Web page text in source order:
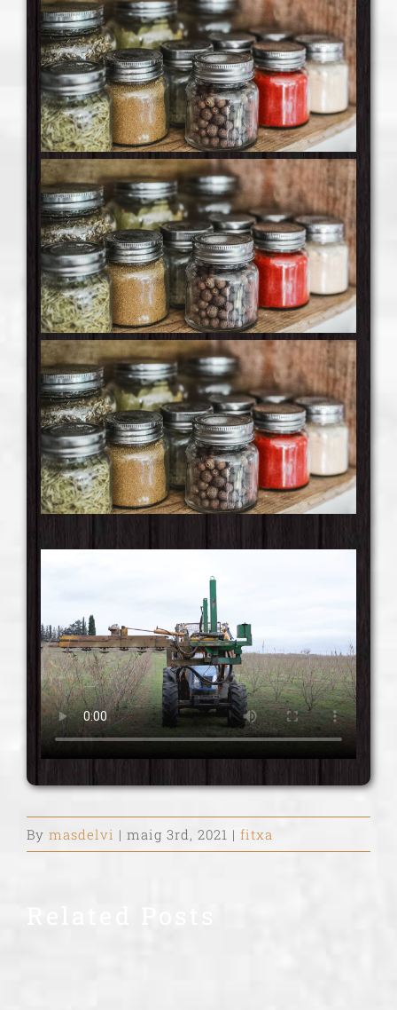
By masdelvi | maig 3rd, 2021 | fitxa